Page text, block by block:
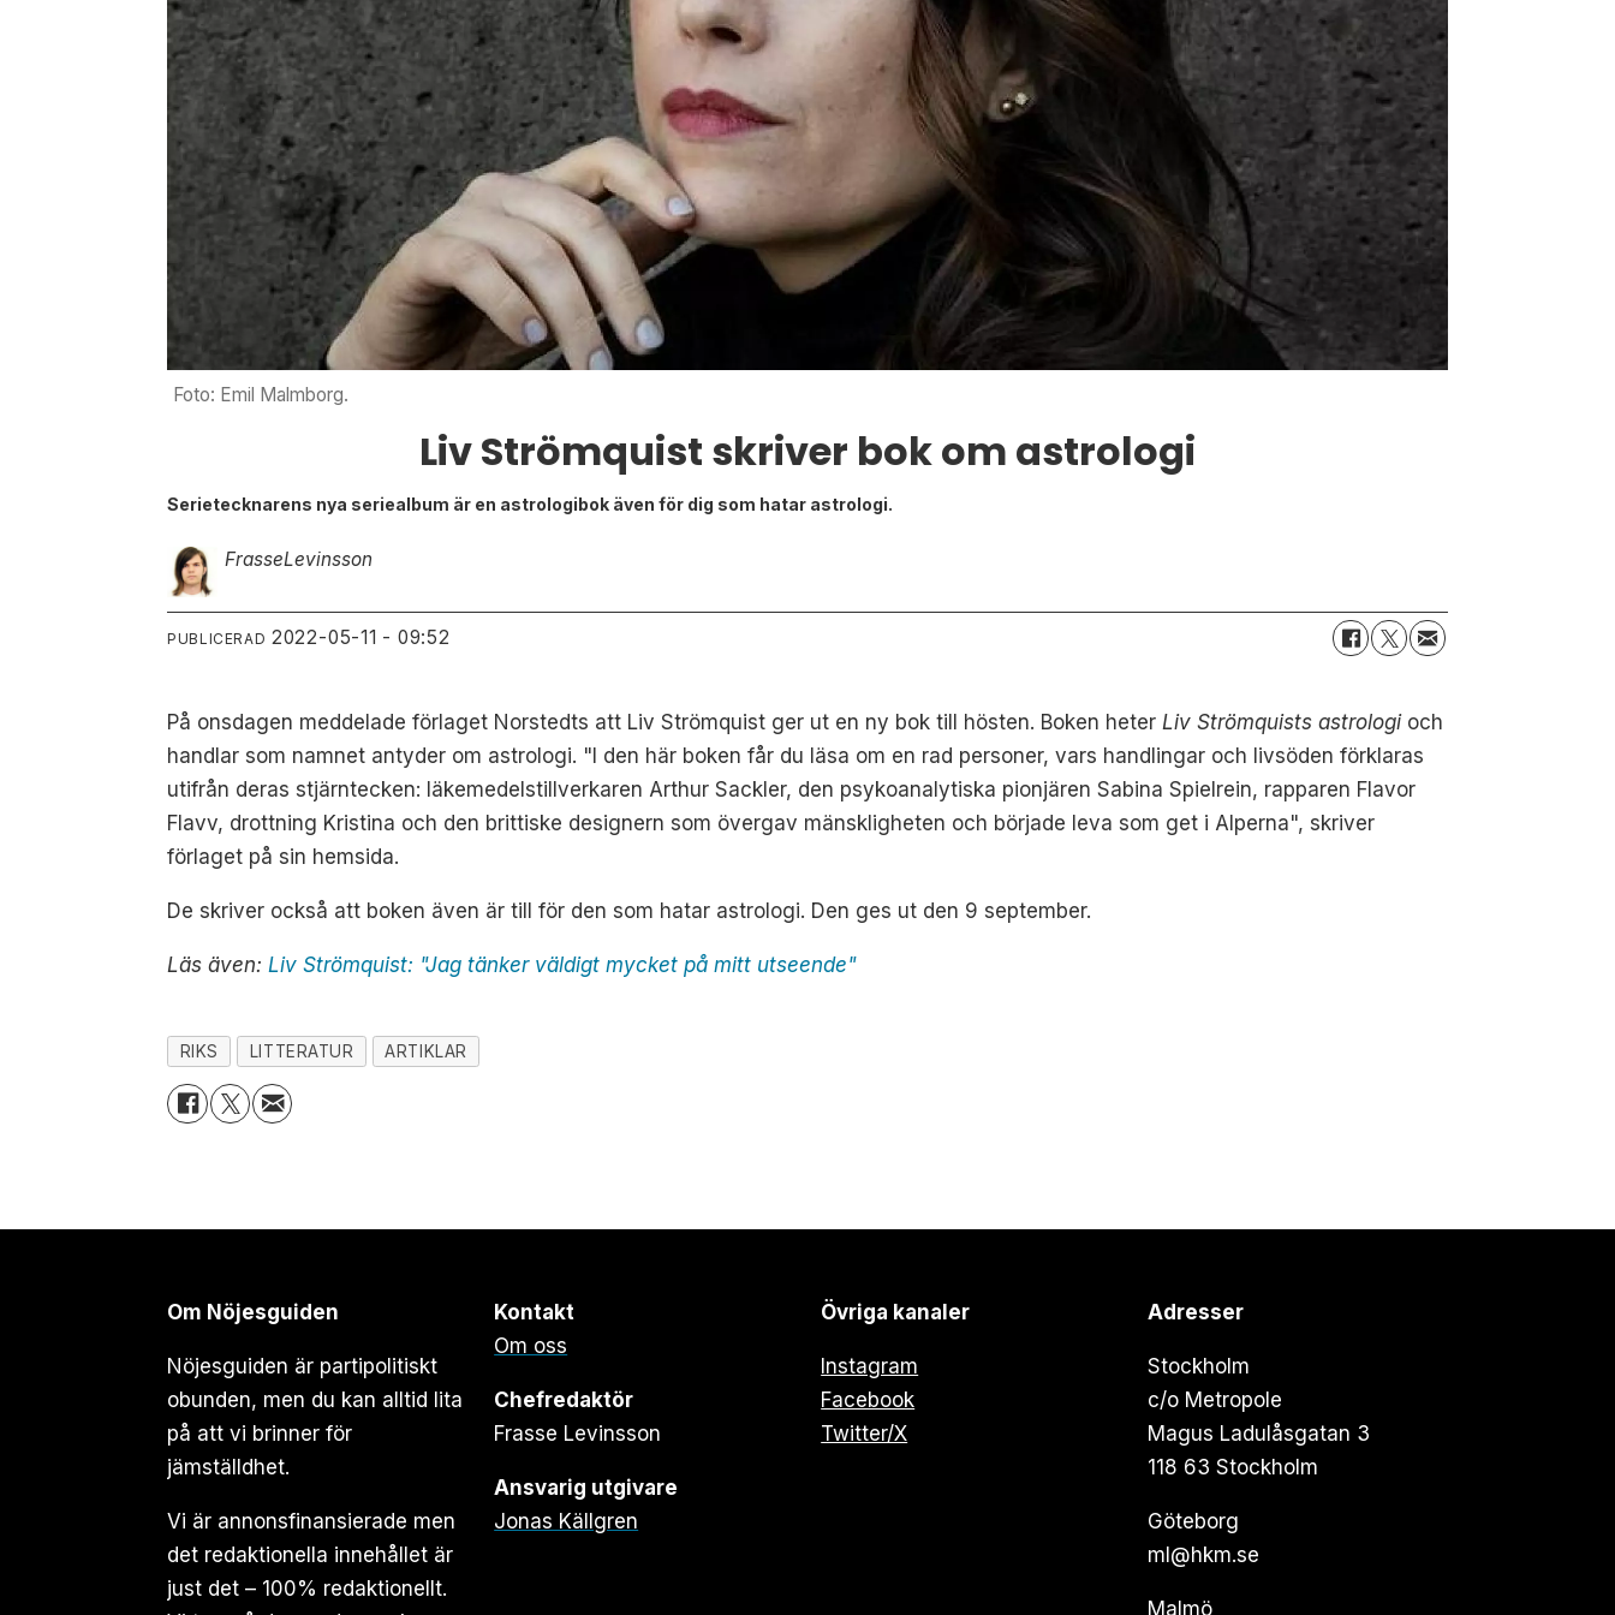
Foto: Emil Malmborg.
Liv Strömquist skriver bok om astrologi
Serietecknarens nya seriealbum är en astrologibok även för dig som hatar astrologi.
FrasseLevinsson
PUBLICERAD 2022-05-11 - 09:52
På onsdagen meddelade förlaget Norstedts att Liv Strömquist ger ut en ny bok till hösten. Boken heterLiv Strömquists astrologioch
handlar som namnet antyder om astrologi. "I den här boken får du läsa om en rad personer, vars handlingar och livsöden förklaras
utifrån deras stjärntecken: läkemedelstillverkaren Arthur Sackler, den psykoanalytiska pionjären Sabina Spielrein, rapparen Flavor
Flavv, drottning Kristina och den brittiske designern som övergav mänskligheten och började leva som get i Alperna", skriver
förlaget på sin hemsida.
De skriver också att boken även är till för den som hatar astrologi. Den ges ut den 9 september.
Läs även: Liv Strömquist: "Jag tänker väldigt mycket på mitt utseende"
RIKS LITTERATUR ARTIKLAR
Om Nöjesguiden
Nöjesguiden är partipolitiskt
obunden, men du kan alltid lita
på att vi brinner för
jämställdhet.
Vi är annonsfinansierade men
det redaktionella innehållet är
just det – 100% redaktionellt.
Kontakt
Om oss
Chefredaktör
Frasse Levinsson
Ansvarig utgivare
Jonas Källgren
Övriga kanaler
Instagram
Facebook
Twitter/X
Adresser
Stockholm
c/o Metropole
Magus Ladulåsgatan 3
118 63 Stockholm
Göteborg
ml@hkm.se
Malmö